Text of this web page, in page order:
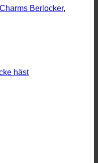
Charms Berlocker,